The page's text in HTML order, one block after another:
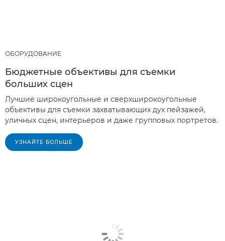
ОБОРУДОВАНИЕ
Бюджетные объективы для съемки
больших сцен
Лучшие широкоугольные и сверхширокоугольные
объективы для съемки захватывающих дух пейзажей,
уличных сцен, интерьеров и даже групповых портретов.
УЗНАЙТЕ БОЛЬШЕ